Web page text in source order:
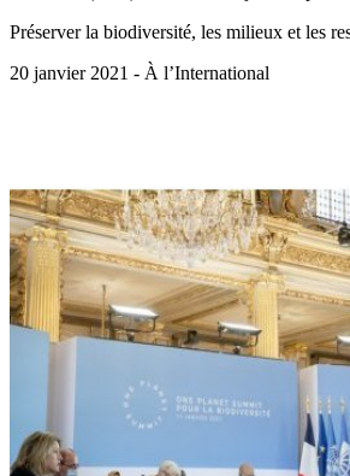
Préserver la biodiversité, les milieux et les
20 janvier 2021 - À l’International